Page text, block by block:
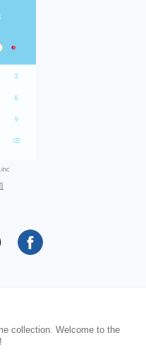
collection. Welcome to the